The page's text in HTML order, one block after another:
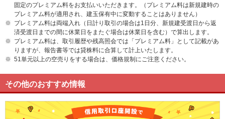
固定のプレミアム料をお支払いいただきます。（プレミアム料は新規建時の
プレミアム料が適用され、建玉保有中に変動することはありません）
※ プレミアム料は両端入れ（日計り取引の場合は1日分、新規建受渡日から返
済受渡日までの間に休業日をまたぐ場合は休業日を含む）で算出します。
※ プレミアム料は、取引履歴や残高照会では「プレミアム料」として記載があ
りますが、報告書等では貸株料に合算して計上いたします。
※ 51単元以上の空売りをする場合は、価格規制にご注意ください。
その他のおすすめ情報